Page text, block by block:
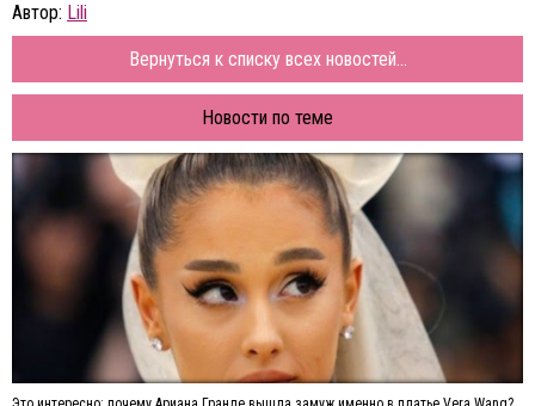
Автор: Lili
Вернуться к списку всех новостей...
Новости по теме